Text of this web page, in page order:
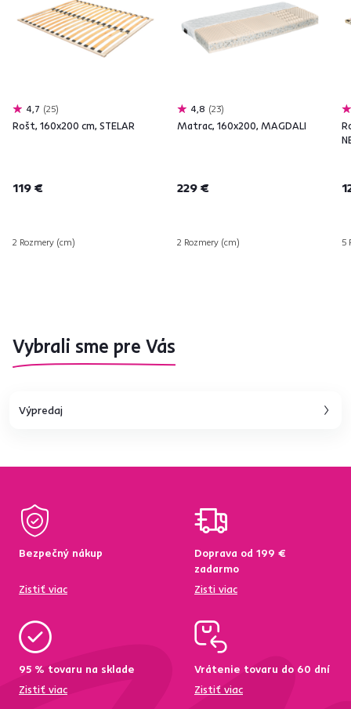
4,7 25
Rošt, 160x200 cm, STELAR
119 €
2 Rozmery (cm)
4,8 23
Matrac, 160x200, MAGDALI
229 €
2 Rozmery (cm) 5
Vybrali sme pre Vás
Výpredaj
Bezpečný nákup
Zistiť viac
Doprava od 199 €
zadarmo
Zisti viac
95 % tovaru na sklade
Zistiť viac
Vrátenie tovaru do 60 dní
Zistiť viac